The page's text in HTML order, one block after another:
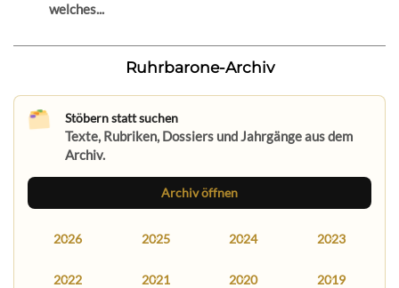
welches...
Ruhrbarone-Archiv
Stöbern statt suchen
Texte, Rubriken, Dossiers und Jahrgänge aus dem
Archiv.
Archiv öffnen
2026 2025 2024 2023
2022 2021 2020 2019